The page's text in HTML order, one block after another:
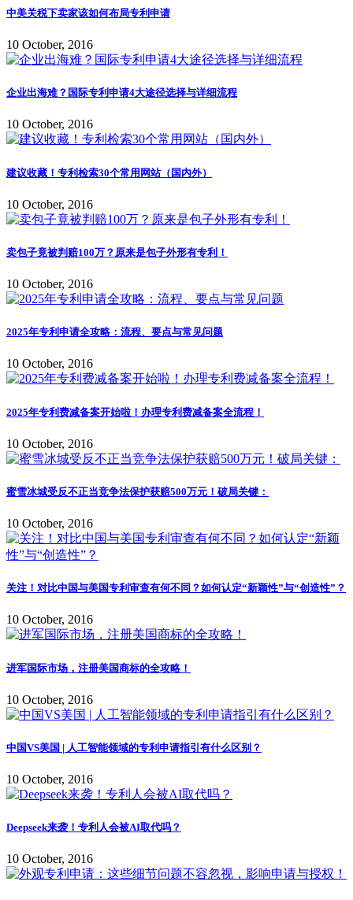
中美关税下卖家该如何布局专利申请
10 October, 2016
企业出海难？国际专利申请4大途径选择与详细流程
10 October, 2016
建议收藏！专利检索30个常用网站（国内外）
10 October, 2016
卖包子竟被判赔100万？原来是包子外形有专利！
10 October, 2016
2025年专利申请全攻略：流程、要点与常见问题
10 October, 2016
2025年专利费减备案开始啦！办理专利费减备案全流程！
10 October, 2016
蜜雪冰城受反不正当竞争法保护获赔500万元！破局关键：
10 October, 2016
关注！对比中国与美国专利审查有何不同？如何认定“新颖性”与“创造性”？
10 October, 2016
进军国际市场，注册美国商标的全攻略！
10 October, 2016
中国VS美国 | 人工智能领域的专利申请指引有什么区别？
10 October, 2016
Deepseek来袭！专利人会被AI取代吗？
10 October, 2016